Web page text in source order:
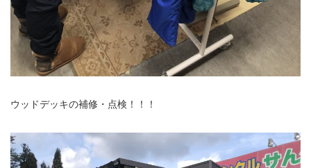
ウッドデッキの補修・点検！！！